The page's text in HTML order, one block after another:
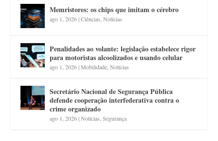
Memristores: os chips que imitam o cérebro
ago 1, 2026|Ciências ,Notícias
Penalidades ao volante: legislação estabelece rigor
para motoristas alcoolizados e usando celular
ago 1, 2026|Mobilidade ,Notícias
Secretário Nacional de Segurança Pública
defende cooperação interfederativa contra o
crime organizado
ago 1, 2026|Notícias ,Segurança